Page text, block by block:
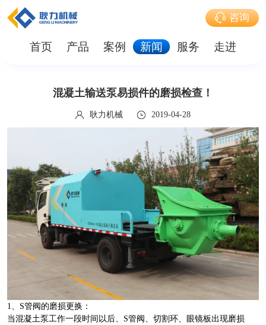
咨询
首页 产品 案例 新闻 服务 走进
混凝土输送泵易损件的磨损检查！
耿力机械 2019-04-28
1、S管阀的磨损更换：
当混凝土泵工作一段时间以后、S管阀、切割环、眼镜板出现磨损